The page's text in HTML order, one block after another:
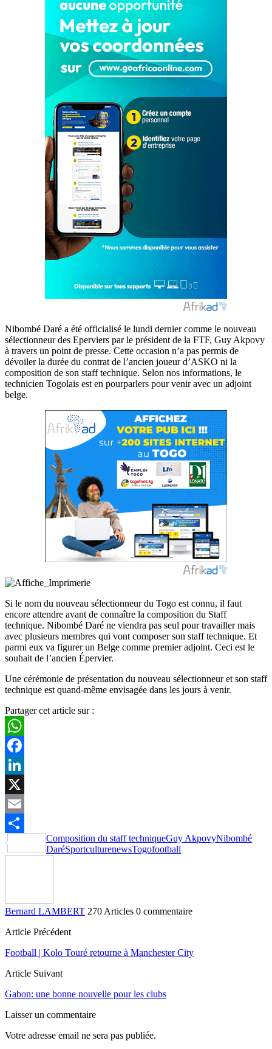
Nibombé Daré a été officialisé le lundi dernier comme le nouveau
sélectionneur des Eperviers par le président de la FTF, Guy Akpovy
à travers un point de presse. Cette occasion n’a pas permis de
dévoiler la durée du contrat de l’ancien joueur d’ASKO ni la
composition de son staff technique. Selon nos informations, le
technicien Togolais est en pourparlers pour venir avec un adjoint
belge.
Si le nom du nouveau sélectionneur du Togo est connu, il faut
encore attendre avant de connaître la composition du Staff
technique. Nibombé Daré ne viendra pas seul pour travailler mais
avec plusieurs membres qui vont composer son staff technique. Et
parmi eux va figurer un Belge comme premier adjoint. Ceci est le
souhait de l’ancien Épervier.
Une cérémonie de présentation du nouveau sélectionneur et son staff
technique est quand-même envisagée dans les jours à venir.
Partager cet article sur :
WhatsApp
Facebook
LinkedIn
X
Email
Partager
Composition du staff techniqueGuy AkpovyNibombé
DaréSportculturenewsTogofootball
Bernard LAMBERT 270 Articles 0 commentaire
Article Précédent
Football | Kolo Touré retourne à Manchester City
Article Suivant
Gabon: une bonne nouvelle pour les clubs
Laisser un commentaire
Votre adresse email ne sera pas publiée.